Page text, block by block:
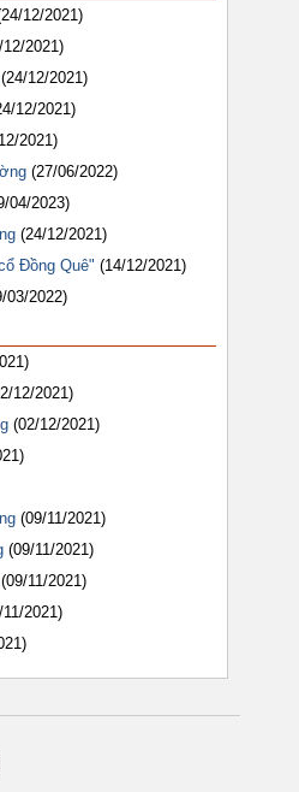
12/2021)
12/2021)
(24/12/2021)
12/2021)
2021)
(27/06/2022)
04/2023)
(24/12/2021)
Đồng Quê" (14/12/2021)
03/2022)
12/2021)
(02/12/2021)
(09/11/2021)
(09/11/2021)
(09/11/2021)
11/2021)